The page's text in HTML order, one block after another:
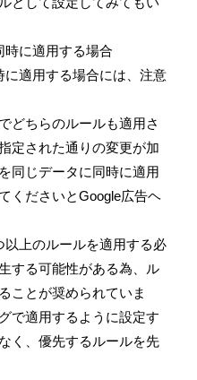
時に適用する場合
適用する場合には、注意
どちらのルールも適用さ
定された通りの変更が加
同じデータに同時に適用
くださいとGoogle広告ヘ
上のルールを適用する必
する可能性がある為、ル
ことが奨められていま
で適用するように設定す
く、優先するルールを先